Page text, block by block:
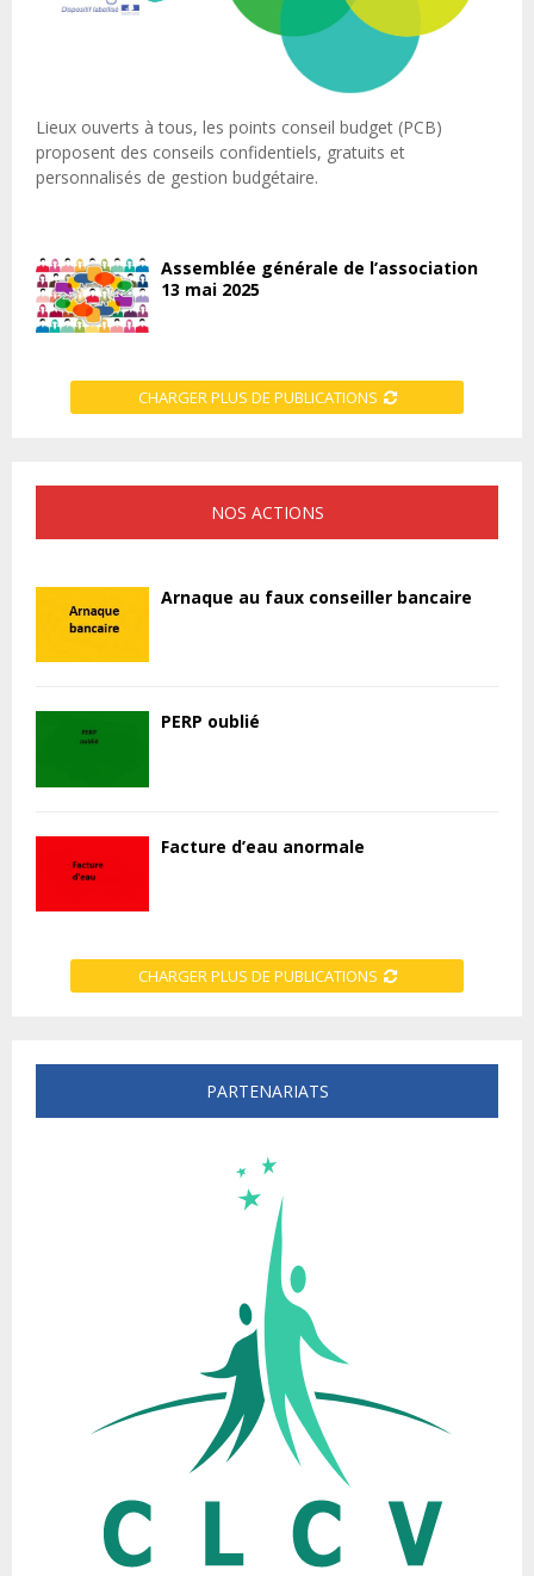
Lieux ouverts à tous, les points conseil budget (PCB)
proposent des conseils confidentiels, gratuits et
personnalisés de gestion budgétaire.
Assemblée générale de l’association
13 mai 2025
CHARGER PLUS DE PUBLICATIONS
NOS ACTIONS
Arnaque au faux conseiller bancaire
PERP oublié
Facture d’eau anormale
CHARGER PLUS DE PUBLICATIONS
PARTENARIATS